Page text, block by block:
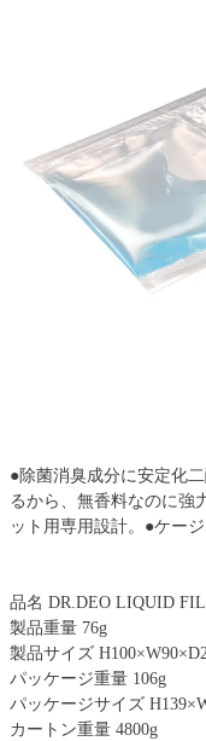
●除菌消臭成分に安定化
るから、無香料なのに強
ット用専用設計。●ケー
品名 DR.DEO LIQUID
製品重量 76g
製品サイズ
パッケージ重量 106g
パッケージサイズ
カートン重量 4800g